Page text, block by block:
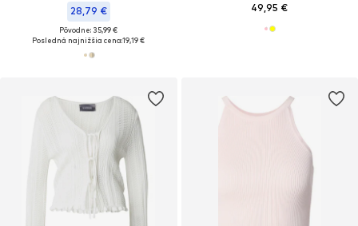
28,79 €
Pôvodne: 35,99 €
Posledná najnižšia cena:19,19 €
49,95 €